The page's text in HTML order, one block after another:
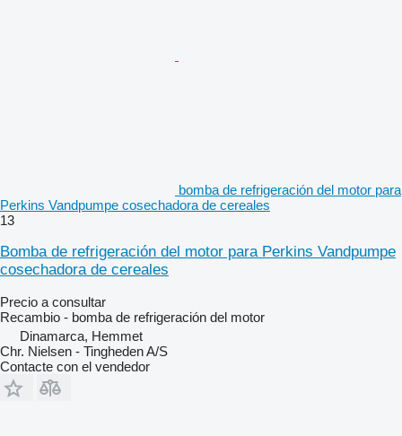
bomba de refrigeración del motor para
Perkins Vandpumpe cosechadora de cereales
13
Bomba de refrigeración del motor para Perkins Vandpumpe
cosechadora de cereales
Precio a consultar
Recambio - bomba de refrigeración del motor
Dinamarca, Hemmet
Chr. Nielsen - Tingheden A/S
Contacte con el vendedor